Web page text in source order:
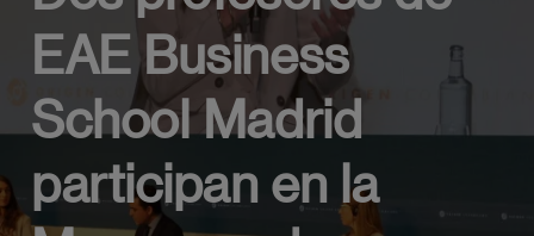
ES
EAE Business
School Madrid
participan en la